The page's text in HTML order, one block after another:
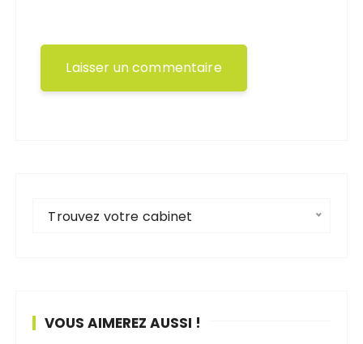
Trouvez votre cabinet
VOUS AIMEREZ AUSSI !